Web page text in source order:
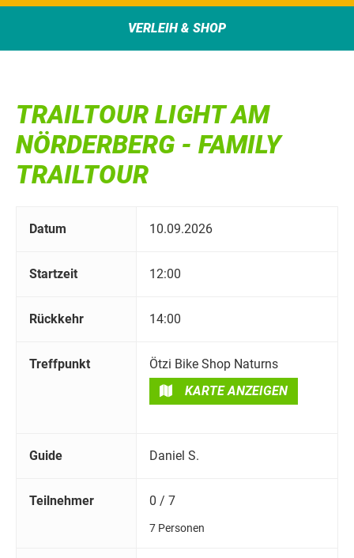
VERLEIH & SHOP
TRAILTOUR LIGHT AM
NÖRDERBERG - FAMILY
TRAILTOUR
Datum 10.09.2026
Startzeit 12:00
Rückkehr 14:00
Treffpunkt
Ötzi Bike Shop Naturns
KARTE ANZEIGEN
Guide Daniel S.
Teilnehmer 0 / 7
7 Personen